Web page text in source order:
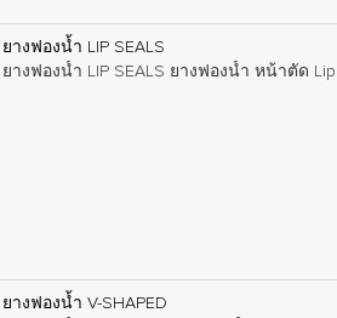
ยางฟองน้ำ LIP SEALS
ยางฟองน้ำ LIP SEALS ยางฟองน้ำ หน้าตัด
ยางฟองน้ำ V-SHAPED